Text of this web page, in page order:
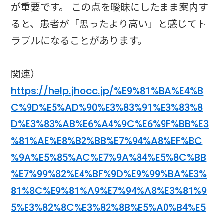
が重要です。 この点を曖昧にしたまま案内す
ると、患者が「思ったより高い」と感じてト
ラブルになることがあります。
関連）
https://help.jhocc.jp/%E9%81%BA%E4%B
C%9D%E5%AD%90%E3%83%91%E3%83%8
D%E3%83%AB%E6%A4%9C%E6%9F%BB%E3
%81%AE%E8%B2%BB%E7%94%A8%EF%BC
%9A%E5%85%AC%E7%9A%84%E5%8C%BB
%E7%99%82%E4%BF%9D%E9%99%BA%E3%
81%8C%E9%81%A9%E7%94%A8%E3%81%9
5%E3%82%8C%E3%82%8B%E5%A0%B4%E5